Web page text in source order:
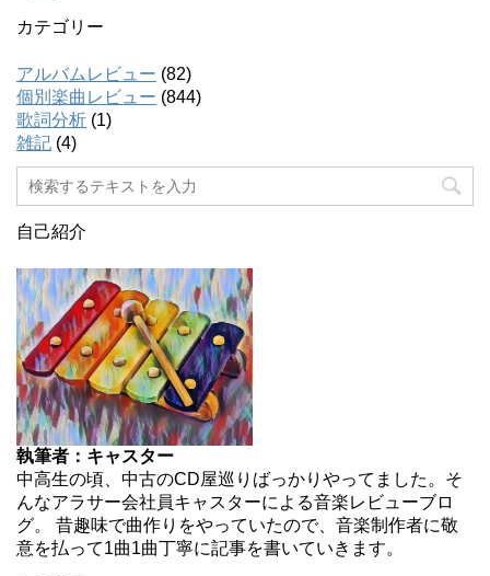
カテゴリー
アルバムレビュー (82)
個別楽曲レビュー (844)
歌詞分析 (1)
雑記 (4)
自己紹介
執筆者：キャスター
中高生の頃、中古のCD屋巡りばっかりやってました。そ
んなアラサー会社員キャスターによる音楽レビューブロ
グ。 昔趣味で曲作りをやっていたので、音楽制作者に敬
意を払って1曲1曲丁寧に記事を書いていきます。